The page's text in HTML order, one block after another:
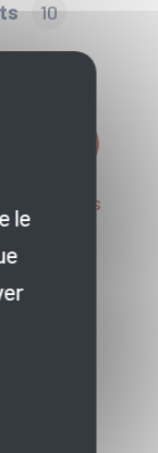
10
vous
le